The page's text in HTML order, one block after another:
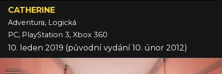
CATHERINE
Adventura, Logická
PC, PlayStation 3, Xbox 360
10. leden 2019 (původní vydání 10. únor 2012)